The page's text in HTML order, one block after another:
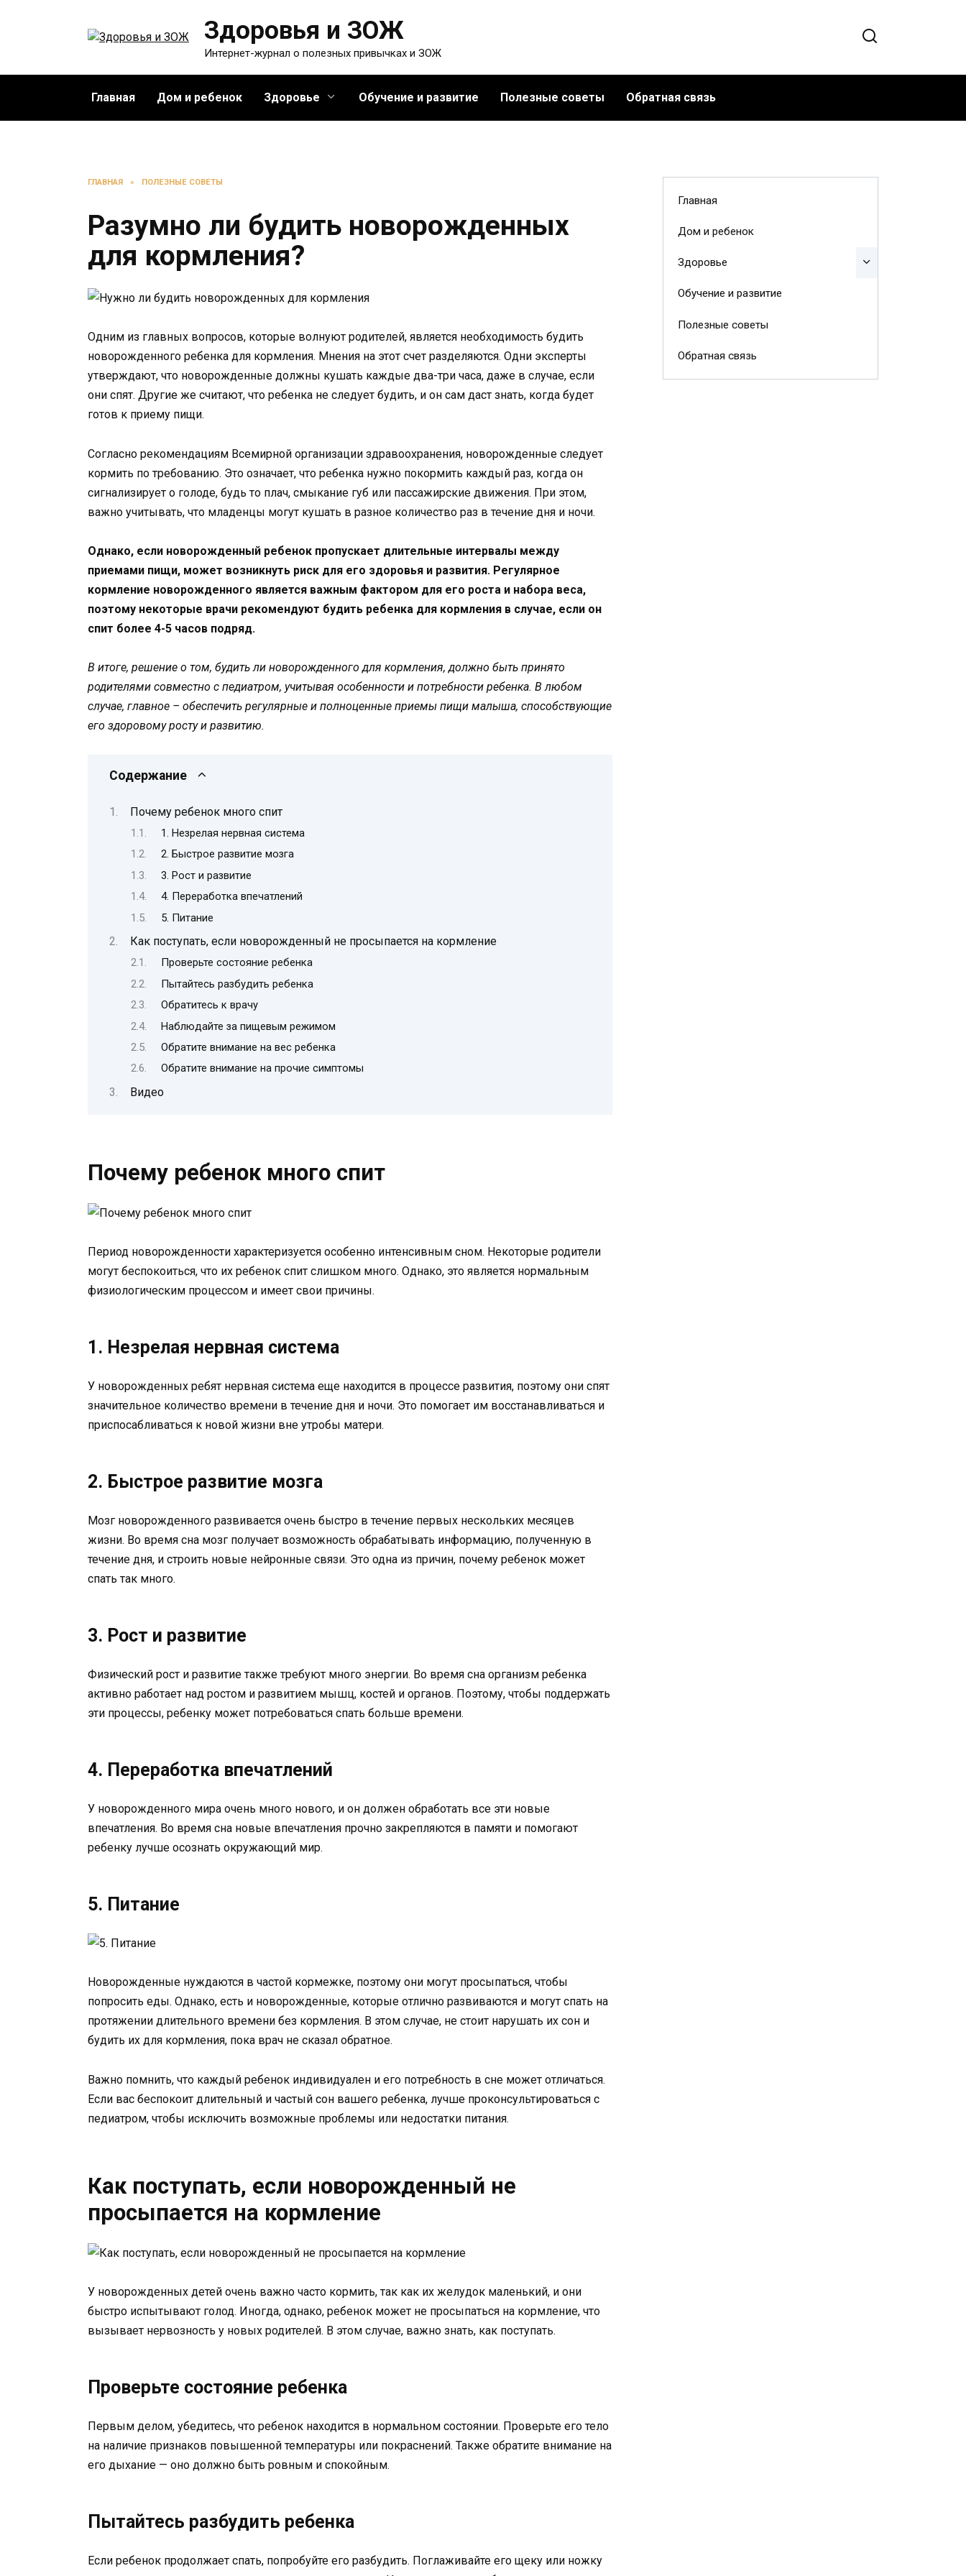
Здоровья и ЗОЖ
Интернет-журнал о полезных привычках и ЗОЖ
Главная Дом и ребенок Здоровье Обучение и развитие Полезные советы Обратная связь
ГЛАВНАЯ » ПОЛЕЗНЫЕ СОВЕТЫ
Разумно ли будить новорожденных
для кормления?
Одним из главных вопросов, которые волнуют родителей, является необходимость будить
новорожденного ребенка для кормления. Мнения на этот счет разделяются. Одни эксперты
утверждают, что новорожденные должны кушать каждые два-три часа, даже в случае, если
они спят. Другие же считают, что ребенка не следует будить, и он сам даст знать, когда будет
готов к приему пищи.
Согласно рекомендациям Всемирной организации здравоохранения, новорожденные следует
кормить по требованию. Это означает, что ребенка нужно покормить каждый раз, когда он
сигнализирует о голоде, будь то плач, смыкание губ или пассажирские движения. При этом,
важно учитывать, что младенцы могут кушать в разное количество раз в течение дня и ночи.
Однако, если новорожденный ребенок пропускает длительные интервалы между
приемами пищи, может возникнуть риск для его здоровья и развития. Регулярное
кормление новорожденного является важным фактором для его роста и набора веса,
поэтому некоторые врачи рекомендуют будить ребенка для кормления в случае, если он
спит более 4-5 часов подряд.
В итоге, решение о том, будить ли новорожденного для кормления, должно быть принято
родителями совместно с педиатром, учитывая особенности и потребности ребенка. В любом
случае, главное – обеспечить регулярные и полноценные приемы пищи малыша, способствующие
его здоровому росту и развитию.
Содержание
Почему ребенок много спит
1. Незрелая нервная система
2. Быстрое развитие мозга
3. Рост и развитие
4. Переработка впечатлений
5. Питание
Как поступать, если новорожденный не просыпается на кормление
Проверьте состояние ребенка
Пытайтесь разбудить ребенка
Обратитесь к врачу
Наблюдайте за пищевым режимом
Обратите внимание на вес ребенка
Обратите внимание на прочие симптомы
Видео
Почему ребенок много спит
Период новорожденности характеризуется особенно интенсивным сном. Некоторые родители
могут беспокоиться, что их ребенок спит слишком много. Однако, это является нормальным
физиологическим процессом и имеет свои причины.
1. Незрелая нервная система
У новорожденных ребят нервная система еще находится в процессе развития, поэтому они спят
значительное количество времени в течение дня и ночи. Это помогает им восстанавливаться и
приспосабливаться к новой жизни вне утробы матери.
2. Быстрое развитие мозга
Мозг новорожденного развивается очень быстро в течение первых нескольких месяцев
жизни. Во время сна мозг получает возможность обрабатывать информацию, полученную в
течение дня, и строить новые нейронные связи. Это одна из причин, почему ребенок может
спать так много.
3. Рост и развитие
Физический рост и развитие также требуют много энергии. Во время сна организм ребенка
активно работает над ростом и развитием мышц, костей и органов. Поэтому, чтобы поддержать
эти процессы, ребенку может потребоваться спать больше времени.
4. Переработка впечатлений
У новорожденного мира очень много нового, и он должен обработать все эти новые
впечатления. Во время сна новые впечатления прочно закрепляются в памяти и помогают
ребенку лучше осознать окружающий мир.
5. Питание
Новорожденные нуждаются в частой кормежке, поэтому они могут просыпаться, чтобы
попросить еды. Однако, есть и новорожденные, которые отлично развиваются и могут спать на
протяжении длительного времени без кормления. В этом случае, не стоит нарушать их сон и
будить их для кормления, пока врач не сказал обратное.
Важно помнить, что каждый ребенок индивидуален и его потребность в сне может отличаться.
Если вас беспокоит длительный и частый сон вашего ребенка, лучше проконсультироваться с
педиатром, чтобы исключить возможные проблемы или недостатки питания.
Как поступать, если новорожденный не
просыпается на кормление
У новорожденных детей очень важно часто кормить, так как их желудок маленький, и они
быстро испытывают голод. Иногда, однако, ребенок может не просыпаться на кормление, что
вызывает нервозность у новых родителей. В этом случае, важно знать, как поступать.
Проверьте состояние ребенка
Первым делом, убедитесь, что ребенок находится в нормальном состоянии. Проверьте его тело
на наличие признаков повышенной температуры или покраснений. Также обратите внимание на
его дыхание — оно должно быть ровным и спокойным.
Пытайтесь разбудить ребенка
Если ребенок продолжает спать, попробуйте его разбудить. Поглаживайте его щеку или ножку
Главная
Дом и ребенок
Здоровье
Обучение и развитие
Полезные советы
Обратная связь